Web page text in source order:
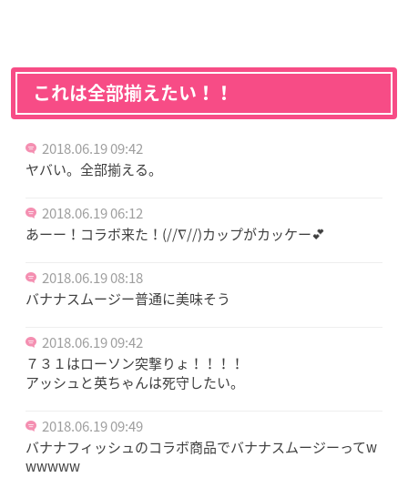
これは全部揃えたい！！
2018.06.19 09:42
ヤバい。全部揃える。
2018.06.19 06:12
あーー！コラボ来た！(//∇//)カップがカッケー💕
2018.06.19 08:18
バナナスムージー普通に美味そう
2018.06.19 09:42
７３１はローソン突撃りょ！！！！
アッシュと英ちゃんは死守したい。
2018.06.19 09:49
バナナフィッシュのコラボ商品でバナナスムージーってw
wwwww